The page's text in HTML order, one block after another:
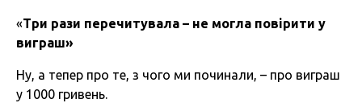
«Три рази перечитувала – не могла повірити у
виграш»
Ну, а тепер про те, з чого ми починали, – про виграш
у 1000 гривень.